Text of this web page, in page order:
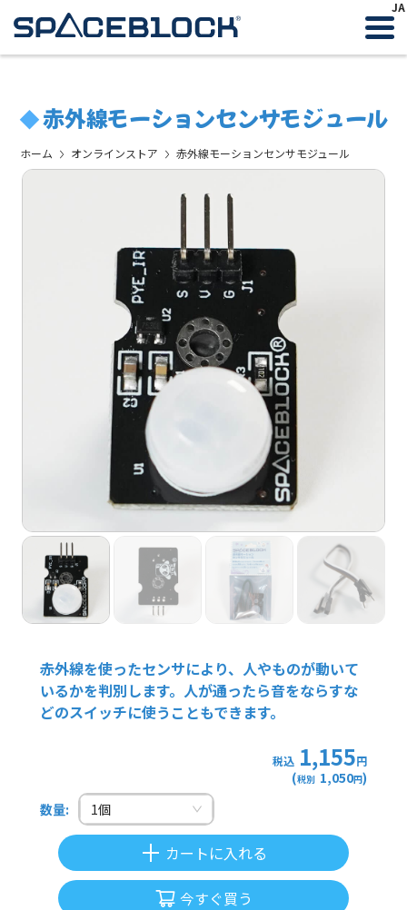
JA
◆赤外線モーションセンサモジュール
ホーム オンラインストア 赤外線モーションセンサモジュール
赤外線を使ったセンサにより、人やものが動いて
いるかを判別します。人が通ったら音をならすな
どのスイッチに使うこともできます。
税込 1,155円
(税別 1,050円)
数量: 1個
カートに入れる
今すぐ買う